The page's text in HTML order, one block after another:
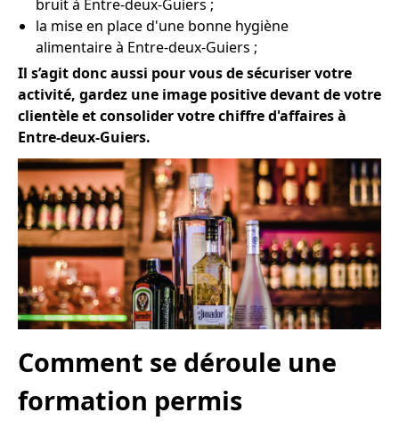
bruit à Entre-deux-Guiers ;
la mise en place d'une bonne hygiène
alimentaire à Entre-deux-Guiers ;
Il s’agit donc aussi pour vous de sécuriser votre
activité, gardez une image positive devant de votre
clientèle et consolider votre chiffre d'affaires à
Entre-deux-Guiers.
Comment se déroule une
formation permis